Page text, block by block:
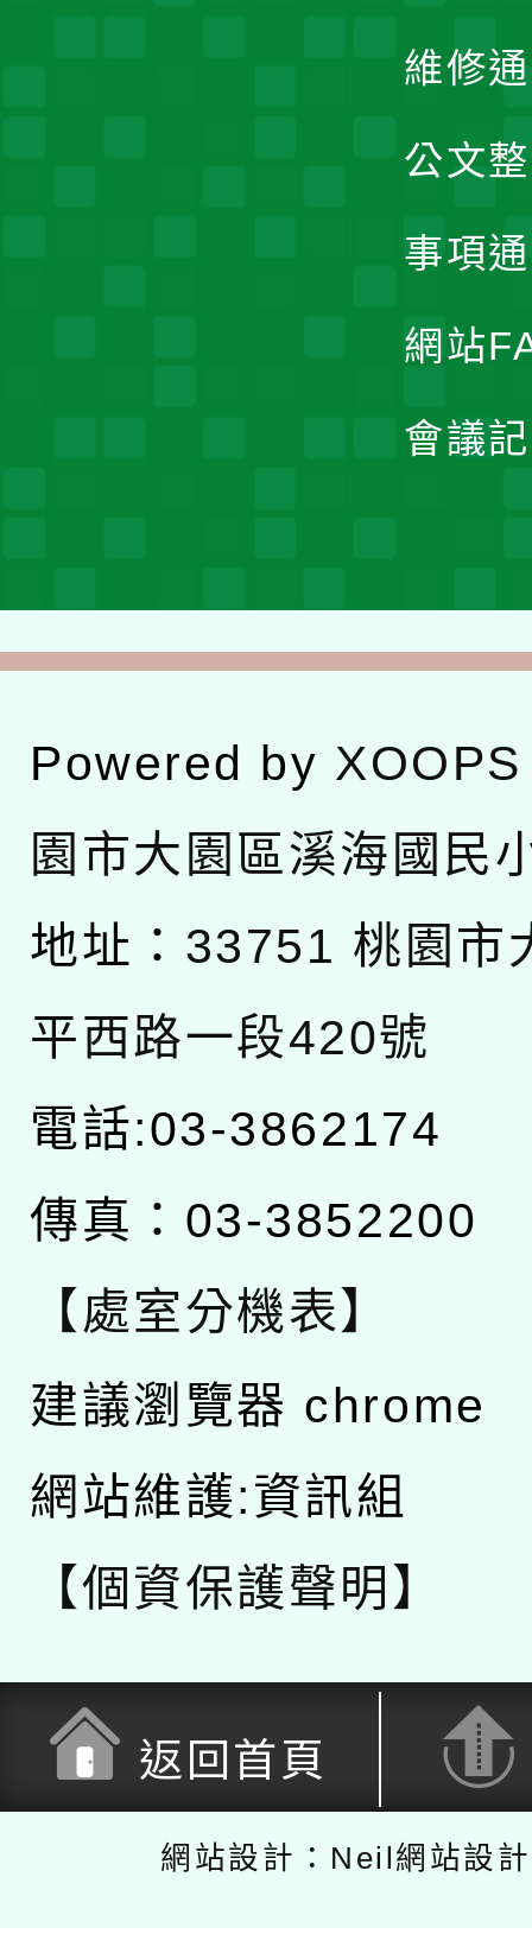
維修
公文
事項
網站
會議
Powered by XOOPS
園市大園區溪海國民
地址： 33751 桃園市
平西路一段420號
電話:03-3862174
傳真：03-3852200
【處室分機表】
建議瀏覽器 chrome
網站維護:資訊組
【個資保護聲明】
返回首頁
網站設計：Neil網站設